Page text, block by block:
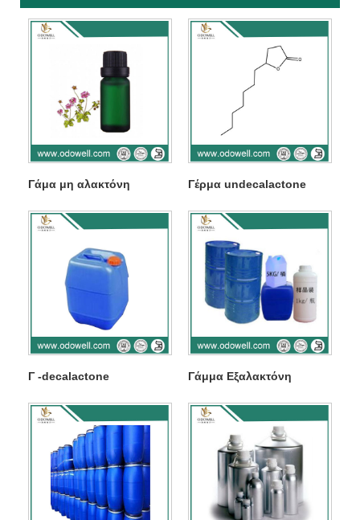
Γάμα μη αλακτόνη Γέρμα undecalactone
Γ -decalactone Γάμμα Εξαλακτόνη